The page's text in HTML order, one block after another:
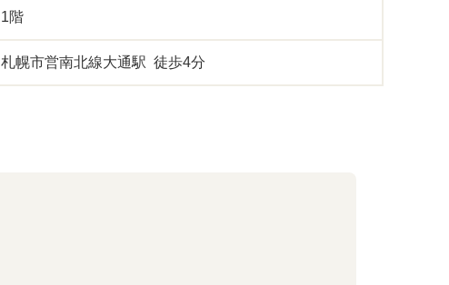
1階
札幌市営南北線大通駅 徒歩4分